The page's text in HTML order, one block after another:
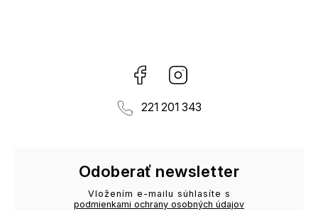
Facebook
221 201 343
Odoberať newsletter
Vložením e-mailu súhlasíte s
podmienkami ochrany osobných údajov